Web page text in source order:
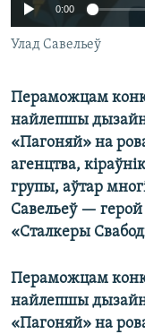
0:00
Улад Савельеў
Пераможцам
найлепшы дызайн
«Пагоняй» на
агенцтва,
групы, аўтар
Савельеў —
«Сталкеры
Пераможцам
найлепшы дызайн
«Пагоняй» на